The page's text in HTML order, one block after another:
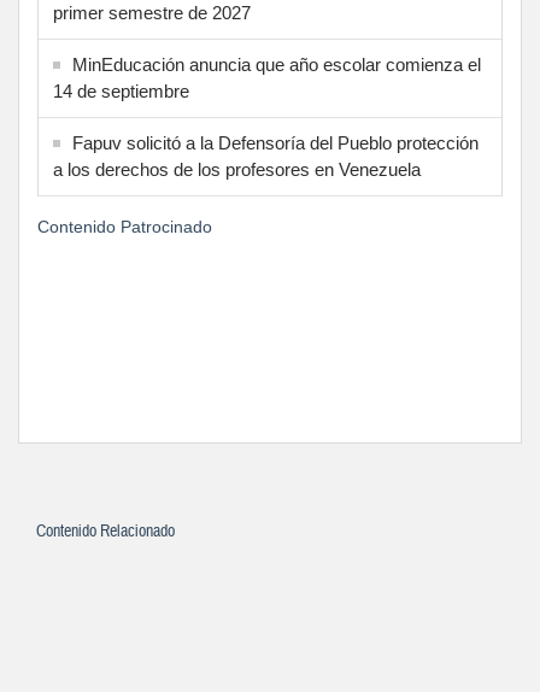
primer semestre de 2027
MinEducación anuncia que año escolar comienza el
14 de septiembre
Fapuv solicitó a la Defensoría del Pueblo protección
a los derechos de los profesores en Venezuela
Contenido Patrocinado
Contenido Relacionado